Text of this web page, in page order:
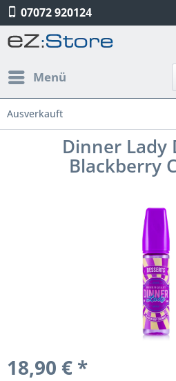
07072 920124
Menü
Ausverkauft
Dinner Lady
Blackberry
18,90 € *